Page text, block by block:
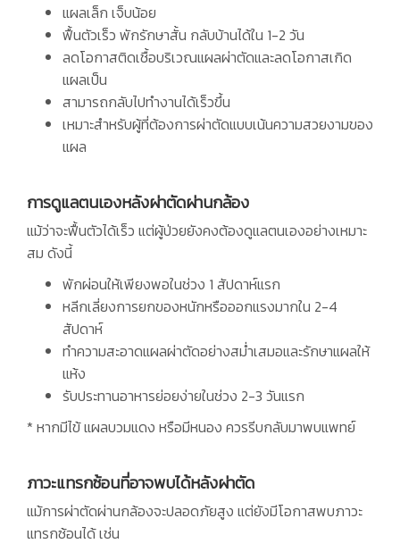
แผลเล็ก เจ็บน้อย
ฟื้นตัวเร็ว พักรักษาสั้น กลับบ้านได้ใน 1-2 วัน
ลดโอกาสติดเชื้อบริเวณแผลผ่าตัดและลดโอกาสเกิด
แผลเป็น
สามารถกลับไปทำงานได้เร็วขึ้น
เหมาะสำหรับผู้ที่ต้องการผ่าตัดแบบเน้นความสวยงามของ
แผล
การดูแลตนเองหลังผ่าตัดผ่านกล้อง
แม้ว่าจะฟื้นตัวได้เร็ว แต่ผู้ป่วยยังคงต้องดูแลตนเองอย่างเหมาะ
สม ดังนี้
พักผ่อนให้เพียงพอในช่วง 1 สัปดาห์แรก
หลีกเลี่ยงการยกของหนักหรือออกแรงมากใน 2-4
สัปดาห์
ทำความสะอาดแผลผ่าตัดอย่างสม่ำเสมอและรักษาแผลให้
แห้ง
รับประทานอาหารย่อยง่ายในช่วง 2-3 วันแรก
* หากมีไข้ แผลบวมแดง หรือมีหนอง ควรรีบกลับมาพบแพทย์
ภาวะแทรกซ้อนที่อาจพบได้หลังผ่าตัด
แม้การผ่าตัดผ่านกล้องจะปลอดภัยสูง แต่ยังมีโอกาสพบภาวะ
แทรกซ้อนได้ เช่น